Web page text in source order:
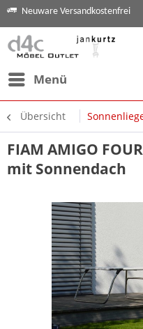
Neuware Versandkostenfrei
Menü
Übersicht
FIAM AMIGO
mit Sonnendach